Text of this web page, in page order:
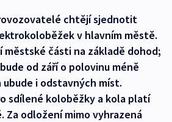
chtějí sjednotit
v hlavním městě.
městské části na základě dohod;
od září o polovinu méně
i odstavných míst.
sdílené koloběžky a kola platí
Za odložení mimo vyhrazená